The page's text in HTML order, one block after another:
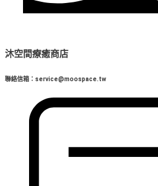
沐空間療癒商店
聯絡信箱：service@moospace.tw